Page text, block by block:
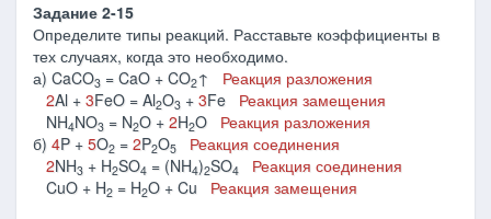
Задание 2-15
Определите типы реакций. Расставьте коэффициенты в
тех случаях, когда это необходимо.
а) CaCO3 = CaO + CO2↑ Реакция разложения
2Al + 3FeO = Al2O3 + 3Fe
Реакция замещения
NH4NO3 = N2O + 2H2O Реакция разложения
б) 4P + 5O2 = 2P2O5
Реакция соединения
2NH3 + H2SO4 = (NH4)2SO4
Реакция соединения
CuO + H2 = H2O + Cu Реакция замещения